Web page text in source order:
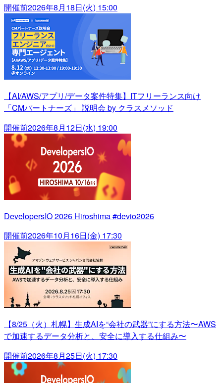
開催前2026年8月18日(火) 15:00
【AI/AWS/アプリ/データ案件特集】ITフリーランス向け
「CMパートナーズ」 説明会 by クラスメソッド
開催前2026年8月12日(水) 19:00
DevelopersIO 2026 Hiroshima #devio2026
開催前2026年10月16日(金) 17:30
【8/25（火）札幌】生成AIを“会社の武器”にする方法〜AWS
で加速するデータ分析と、安全に導入する仕組み〜
開催前2026年8月25日(火) 17:30